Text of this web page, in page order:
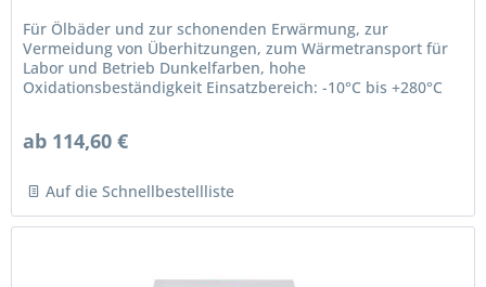
Für Ölbäder und zur schonenden Erwärmung, zur
Vermeidung von Überhitzungen, zum Wärmetransport für
Labor und Betrieb Dunkelfarben, hohe
Oxidationsbeständigkeit Einsatzbereich: -10°C bis +280°C
ab 114,60 €
Auf die Schnellbestellliste